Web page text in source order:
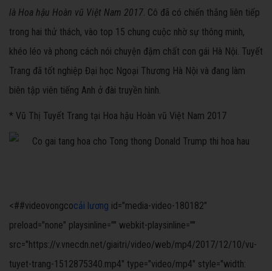
là Hoa hậu Hoàn vũ Việt Nam 2017. Cô đã có chiến thắng liên tiếp
trong hai thử thách, vào top 15 chung cuộc nhờ sự thông minh,
khéo léo và phong cách nói chuyện đậm chất con gái Hà Nội. Tuyết
Trang đã tốt nghiệp Đại học Ngoại Thương Hà Nội và đang làm
biên tập viên tiếng Anh ở đài truyền hình.
* Vũ Thị Tuyết Trang tại Hoa hậu Hoàn vũ Việt Nam 2017
<##videovongcocải lương id="media-video-180182"
preload="none" playsinline="" webkit-playsinline=""
src="https://v.vnecdn.net/giaitri/video/web/mp4/2017/12/10/vu-
tuyet-trang-1512875340.mp4" type="video/mp4" style="width: